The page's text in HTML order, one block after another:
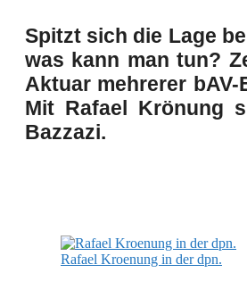
Spitzt sich die Lage
was kann man tun?
Aktuar mehrerer
Mit Rafael Krönung
Bazzazi.
Rafael Kroenung in der dpn.